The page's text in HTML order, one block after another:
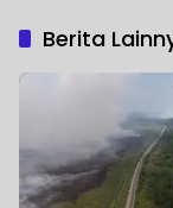
Berita